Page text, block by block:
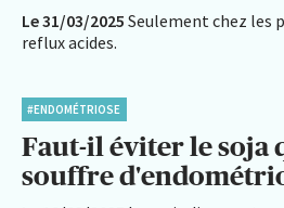
Le 31/03/2025 Seulement chez les
reflux acides.
#ENDOMÉTRIOSE
Faut-il éviter le soja
souffre